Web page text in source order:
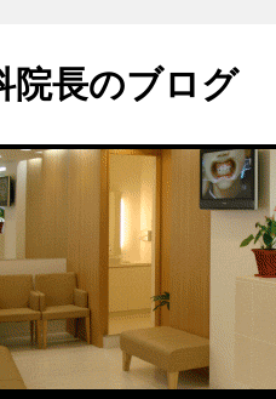
院長のブログ